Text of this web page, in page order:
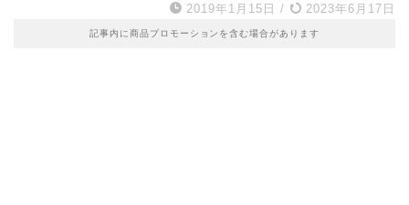
2019年1月15日 / 2023年6月17日
記事内に商品プロモーションを含む場合があります